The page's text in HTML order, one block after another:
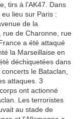
tirs à l’AK47. Dans
lieu sur Paris :
de la
rue de Charonne, rue
a été attaqué
la Marseillaise en
déchiquetées dans
le Bataclan,
attaques. 3
ont actionné
Les terroristes
au stade de